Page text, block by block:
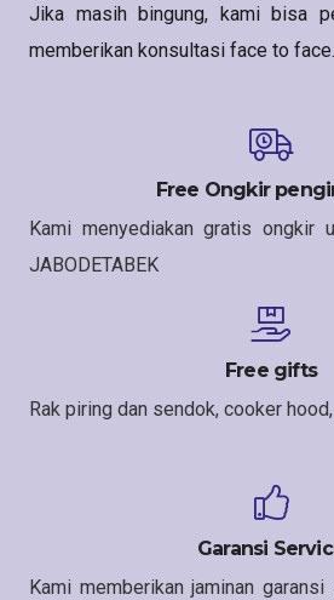
Jika masih bingung, kami bisa
memberikan konsultasi face to face.
Free Ongkir
Kami menyediakan gratis ongkir
JABODETABEK
Free gifts
Rak piring dan sendok, cooker
Garansi
Kami memberikan jaminan